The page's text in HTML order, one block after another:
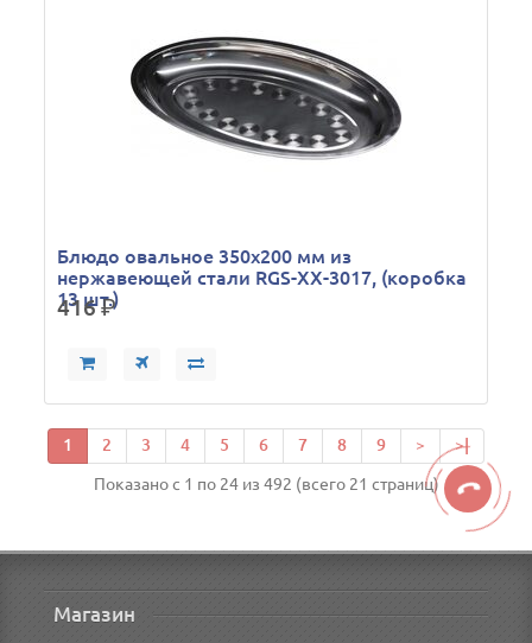
Блюдо овальное 350х200 мм из
нержавеющей стали RGS-XX-3017, (коробка
13 шт.)
416р.
1 2 3 4 5 6 7 8 9 > >|
Показано с 1 по 24 из 492 (всего 21 страниц)
Магазин